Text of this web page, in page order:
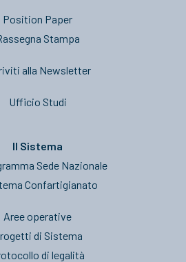
Position Paper
Stampa
alla Newsletter
Ufficio Studi
Il Sistema
Sede Nazionale
Confartigianato
Aree operative
di Sistema
di legalità